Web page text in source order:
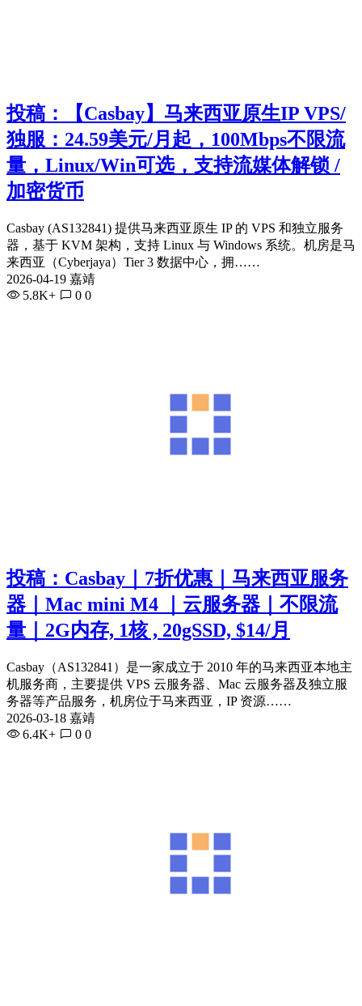
投稿：【Casbay】马来西亚原生IP VPS/
独服：24.59美元/月起，100Mbps不限流
量，Linux/Win可选，支持流媒体解锁 /
加密货币
Casbay (AS132841) 提供马来西亚原生 IP 的 VPS 和独立服务
器，基于 KVM 架构，支持 Linux 与 Windows 系统。机房是马
来西亚（Cyberjaya）Tier 3 数据中心，拥……
2026-04-19 嘉靖
5.8K+
0 0
投稿：Casbay｜7折优惠｜马来西亚服务
器｜Mac mini M4 ｜云服务器｜不限流
量｜2G内存, 1核 , 20gSSD, $14/月
Casbay（AS132841）是一家成立于 2010 年的马来西亚本地主
机服务商，主要提供 VPS 云服务器、Mac 云服务器及独立服
务器等产品服务，机房位于马来西亚，IP 资源……
2026-03-18 嘉靖
6.4K+
0 0